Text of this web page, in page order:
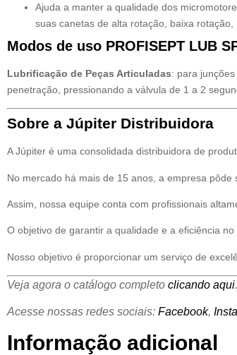
Ajuda a manter a qualidade dos
suas canetas de alta rotação, baixa rotação,
Modos de uso PROFISEPT LUB
Lubrificação de Peças Articuladas: para
penetração, pressionando a válvula de 1 a 2
Sobre a Júpiter Distribuidora
A Júpiter é uma consolidada distribuidora de
No mercado há mais de 15 anos, a empresa
Assim, nossa equipe conta com profissionais
O objetivo de garantir a qualidade e a eficiência
Nosso objetivo é proporcionar um serviço de
Veja agora o catálogo completo clicando aqui.
Acesse nossas redes sociais: Facebook,
Informação adicional